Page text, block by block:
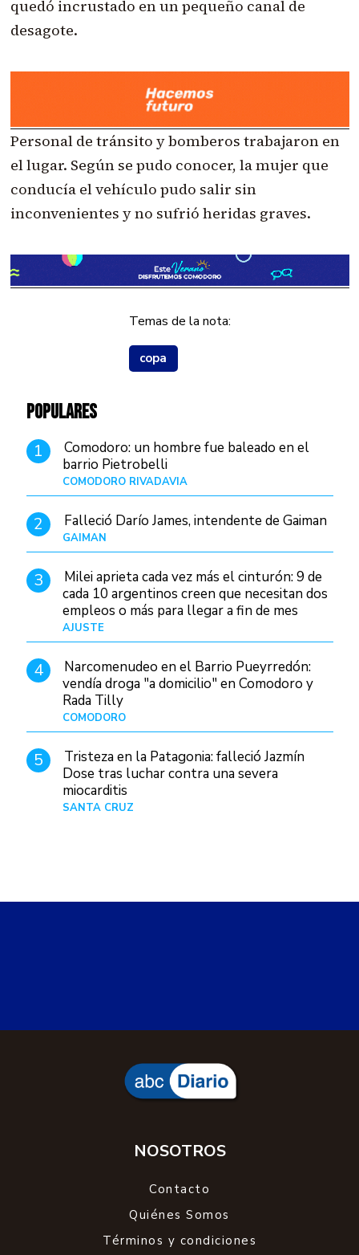
quedó incrustado en un pequeño canal de
desagote.
Personal de tránsito y bomberos trabajaron en
el lugar. Según se pudo conocer, la mujer que
conducía el vehículo pudo salir sin
inconvenientes y no sufrió heridas graves.
Temas de la nota:
copa
POPULARES
1
Comodoro: un hombre fue baleado en el
barrio Pietrobelli
COMODORO RIVADAVIA
2 Falleció Darío James, intendente de Gaiman
GAIMAN
3
Milei aprieta cada vez más el cinturón: 9 de
cada 10 argentinos creen que necesitan dos
empleos o más para llegar a fin de mes
AJUSTE
4
Narcomenudeo en el Barrio Pueyrredón:
vendía droga "a domicilio" en Comodoro y
Rada Tilly
COMODORO
5
Tristeza en la Patagonia: falleció Jazmín
Dose tras luchar contra una severa
miocarditis
SANTA CRUZ
La joven de 22 años había recibido un trasplante de
diagnosticada con miocarditis. Su lucha movilizó a
la comunidad santacruceña, que acompañó su